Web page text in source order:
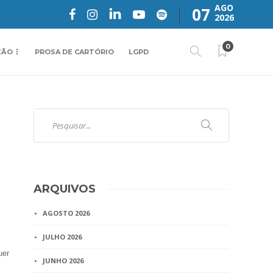
07 AGO
2026
PROSA DE CARTÓRIO LGPD
0
ARQUIVOS
AGOSTO 2026
JULHO 2026
JUNHO 2026